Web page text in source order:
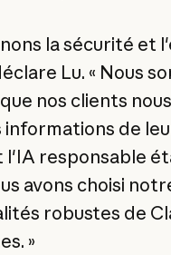
la sécurité et
Lu. « Nous
nos clients
de
responsable
avons choisi
robustes de
»